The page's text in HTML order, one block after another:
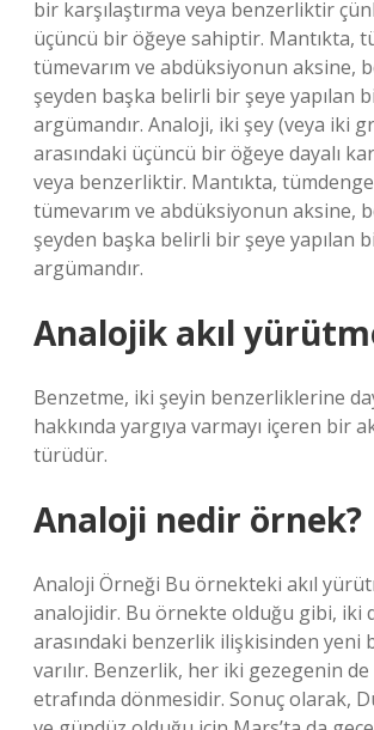
bir karşılaştırma veya benzerliktir
üçüncü bir öğeye sahiptir. Mantıkta,
tümevarım ve abdüksiyonun aksine,
şeyden başka belirli bir şeye yapılan
argümandır. Analoji, iki şey (veya iki
arasındaki üçüncü bir öğeye dayalı
veya benzerliktir. Mantıkta,
tümevarım ve abdüksiyonun aksine,
şeyden başka belirli bir şeye yapılan
argümandır.
Analojik akıl
Benzetme, iki şeyin benzerliklerine
hakkında yargıya varmayı içeren bir
türüdür.
Analoji nedir örnek?
Analoji Örneği Bu örnekteki akıl
analojidir. Bu örnekte olduğu gibi, iki
arasındaki benzerlik ilişkisinden yeni
varılır. Benzerlik, her iki gezegenin
etrafında dönmesidir. Sonuç olarak,